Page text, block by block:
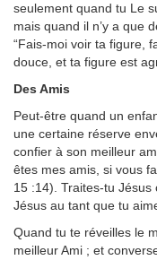
seulement quand tu Le
mais quand il n’y a que
“Fais-moi voir ta figure,
douce, et ta figure est
Des Amis
Peut-être quand un
une certaine réserve
confier à son meilleur
êtes mes amis, si vous
15 :14). Traites-tu
Jésus au tant que tu
Quand tu te réveilles le
meilleur Ami ; et